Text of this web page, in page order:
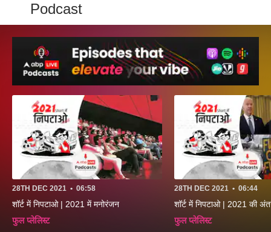
Podcast
28TH DEC 2021 • 06:58
शॉर्ट में निपटाओ | 2021 में मनोरंजन
फुल प्लेलिस्ट
28TH DEC 2021 • 06:44
शॉर्ट में निपटाओ | 2021 की
फुल प्लेलिस्ट